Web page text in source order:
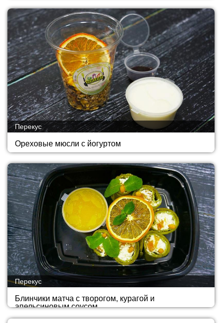
Ореховые мюсли с йогуртом
Перекус
Блинчики матча с творогом, курагой и
апельсиновым соусом
Перекус